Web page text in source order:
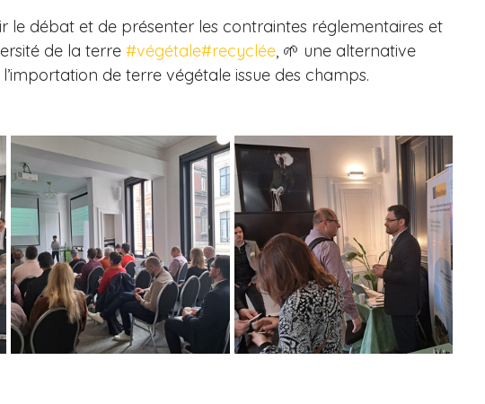
le débat et de présenter les contraintes réglementaires et
de la terre #végétale#recyclée, 🌱 une alternative
de terre végétale issue des champs.